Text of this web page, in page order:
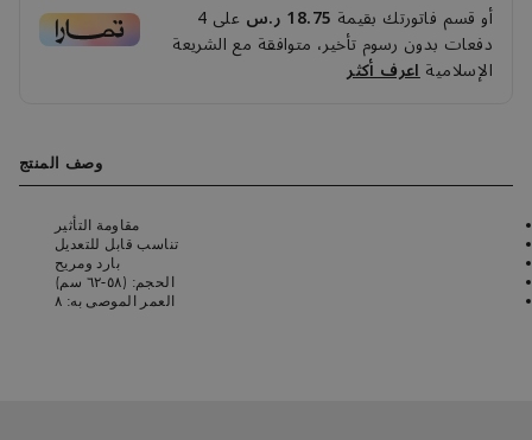
أو قسم فاتورتك بقيمة 18.75 ر.س على 4
دفعات بدون رسوم تأخير، متوافقة مع الشريعة
الإسلاميةاعرف أكثر
وصف المنتج
مقاومة التأثير
تناسب قابل للتعديل
بارد ومريح
الحجم: (٥٨-٦٢ سم)
العمر الموصى به: ٨